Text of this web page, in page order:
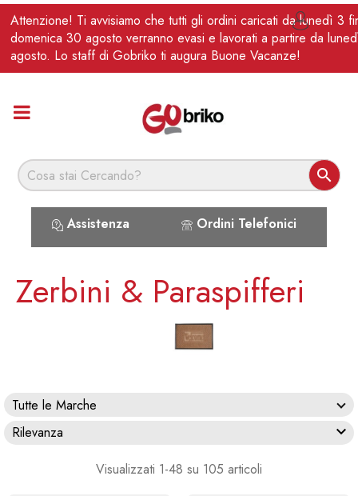
Attenzione! Ti avvisiamo che tutti gli ordini caricati da lunedì 3
domenica 30 agosto verranno evasi e lavorati a partire da
agosto. Lo staff di Gobriko ti augura Buone Vacanze!

Assistenza Ordini Telefonici
IT 
Zerbini & Paraspifferi
Tutte le Marche
Rilevanza

Visualizzati 1-48 su 105 articoli